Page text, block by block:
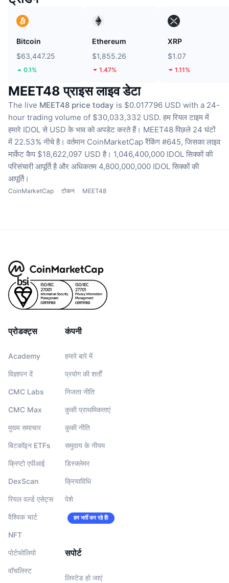
Bitcoin
$63,447.25
0.1%
Ethereum
$1,855.26
1.47%
XRP
$1.07
1.11%
MEET48 प्राइस लाइव डेटा
The live MEET48 price today is $0.017796 USD with a 24-
hour trading volume of $30,033,332 USD. हम रियल टाइम में
हमारे IDOL से USD के भाव को अपडेट करते हैं। MEET48 पिछले 24 घंटों
में 22.53% नीचे है। वर्तमान CoinMarketCap रैंकिंग #645, जिसका लाइव
मार्केट कैप $18,622,097 USD है। 1,046,400,000 IDOL सिक्कों की
परिसंचारी आपूर्ति है और अधिकतम 4,800,000,000 IDOL सिक्कों की
आपूर्ति।
CoinMarketCap टोकन MEET48
प्रोडक्ट्स
Academy
विज्ञापन दें
CMC Labs
CMC Max
मुख्य समाचार
बिटकॉइन ETFs
क्रिप्टो एपीआई
DexScan
रियल वर्ल्ड एसेट्स
वैश्विक चार्ट
NFT
पोर्टफोलियो
वॉचलिस्‍ट
कंपनी
हमारे बारे में
प्रयोग की शर्तों
निजता नीति
कुकी प्राथमिकताएं
कुकी नीति
समुदाय के नीयम
डिस्क्लेमर
क्रियाविधि
पेशे
हम भर्ती कर रहे हैं!
सपोर्ट
लिस्टेड हो जाएं